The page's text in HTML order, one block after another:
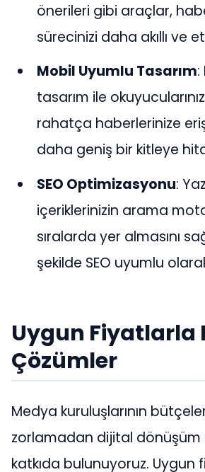
önerileri gibi araçlar,
sürecinizi daha akıllı ve
Mobil Uyumlu Tasarım
tasarım ile
rahatça haberlerinize
daha geniş bir kitleye
SEO Optimizasyonu:
içeriklerinizin arama
sıralarda yer almasını
şekilde SEO uyumlu
Uygun Fiyatlarla
Çözümler
Medya kuruluşlarının
zorlamadan dijital dönüşüm
katkıda bulunuyoruz. Uygun